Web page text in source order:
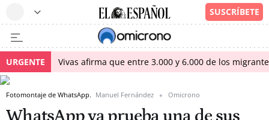
URGENTE Vivas afirma que entre 3.000 y 6.000 de los
Fotomontaje de WhatsApp. Manuel Fernández Omicrono